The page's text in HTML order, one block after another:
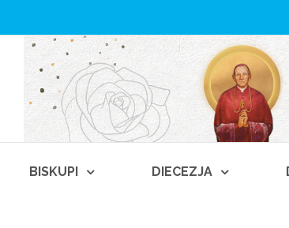
BISKUPI DIECEZJA